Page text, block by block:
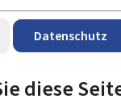
Datenschutz
diese